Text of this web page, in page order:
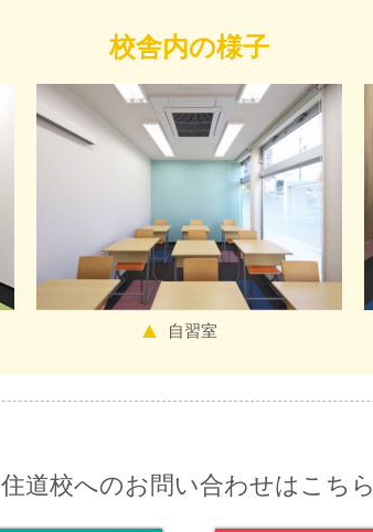
校舎内の様子
自習室
住道校へのお問い合わせはこちら